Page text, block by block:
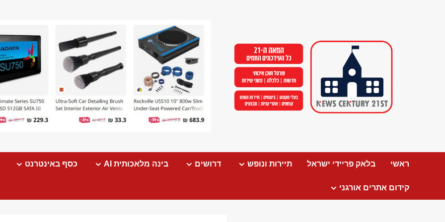
ראשי בלאק פריידי ישראל תיירות ונופש דרושים בינה מלאכותית AI כסף באינטרנט
קידום אתרים אורגני